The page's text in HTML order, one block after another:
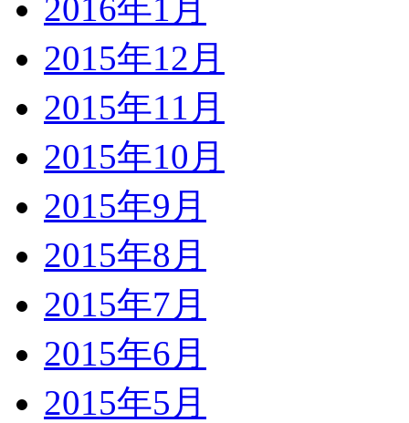
2016年1月
2015年12月
2015年11月
2015年10月
2015年9月
2015年8月
2015年7月
2015年6月
2015年5月